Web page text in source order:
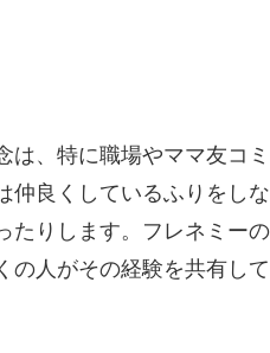
は、特に職場やママ友コ
仲良くしているふりをし
たりします。フレネミー
の人がその経験を共有して